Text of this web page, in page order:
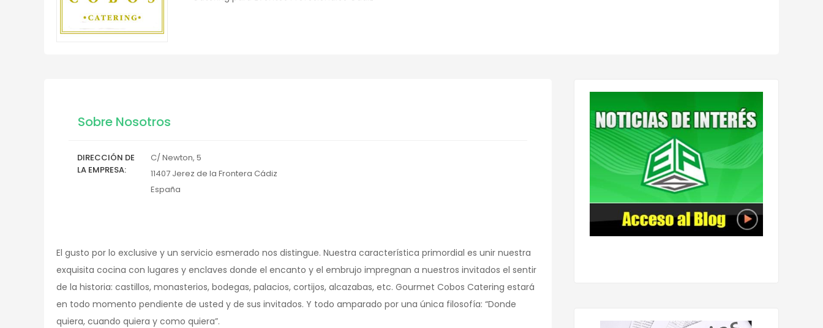
Sobre Nosotros
DIRECCIÓN DE
LA EMPRESA
C/ Newton, 5
11407 Jerez de la Frontera Cádiz
España
El gusto por lo exclusive y un servicio esmerado nos distingue. Nuestra característica primordial es unir nuestra
exquisita cocina con lugares y enclaves donde el encanto y el embrujo impregnan a nuestros invitados el sentir
de la historia: castillos, monasterios, bodegas, palacios, cortijos, alcazabas, etc. Gourmet Cobos Catering estará
en todo momento pendiente de usted y de sus invitados. Y todo amparado por una única filosofía: “Donde
quiera, cuando quiera y como quiera”.